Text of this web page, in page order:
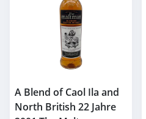
A Blend of Caol Ila and
North British 22 Jahre